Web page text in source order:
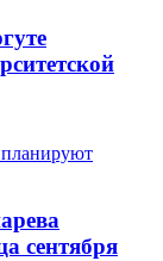
сентября